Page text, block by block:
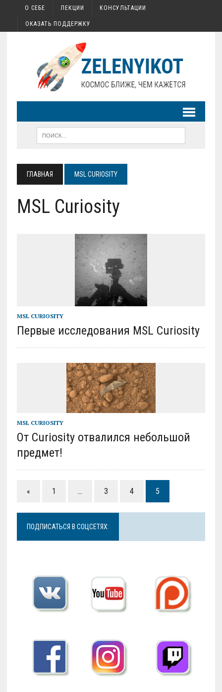
О СЕБЕ ЛЕКЦИИ КОНСУЛЬТАЦИИ
ОКАЗАТЬ ПОДДЕРЖКУ
ГЛАВНАЯ MSL CURIOSITY
MSL Curiosity
MSL CURIOSITY
Первые исследования MSL Curiosity
MSL CURIOSITY
От Curiosity отвалился небольшой
предмет!
« 1 … 3 4 5
ПОДПИСАТЬСЯ В СОЦСЕТЯХ: